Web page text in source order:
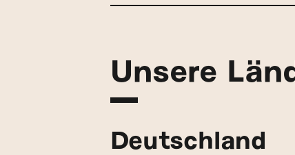
Unsere
Deutschland